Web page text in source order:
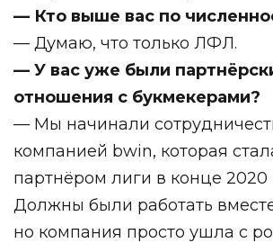
— Кто выше вас по
— Думаю, что только ЛФЛ.
— У вас уже были
отношения с букмекерами?
— Мы начинали
компанией bwin, которая
партнёром лиги в конце 2020
Должны были работать
но компания просто ушла с